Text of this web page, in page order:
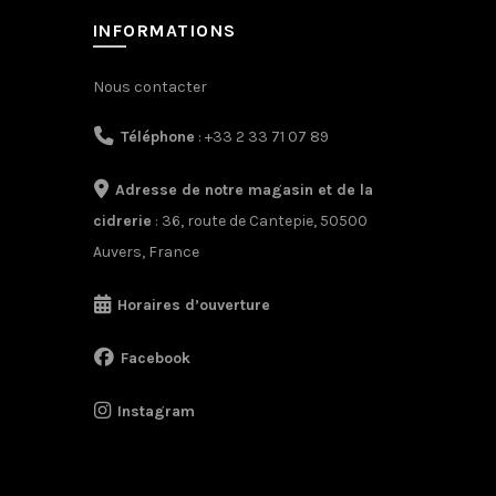
INFORMATIONS
Nous contacter
Téléphone : +33 2 33 71 07 89
Adresse de notre magasin et de la
cidrerie : 36, route de Cantepie, 50500
Auvers, France
Horaires d’ouverture
Facebook
Instagram